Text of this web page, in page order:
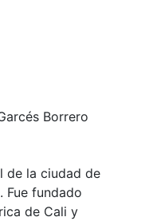
Borrero
de la ciudad de
Fue fundado
de Cali y